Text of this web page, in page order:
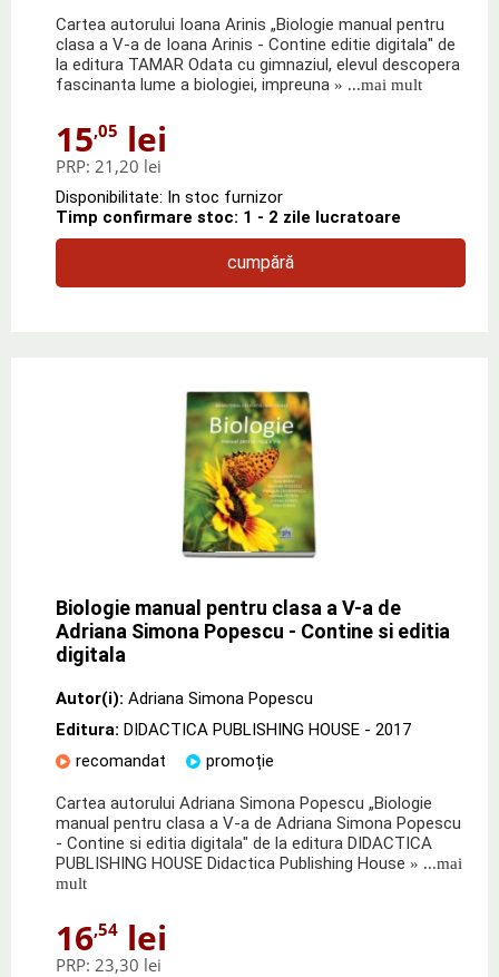
Cartea autorului Ioana Arinis „Biologie manual pentru
clasa a V-a de Ioana Arinis - Contine editie digitala" de
la editura TAMAR Odata cu gimnaziul, elevul descopera
fascinanta lume a biologiei, impreuna » ...mai mult
15,05 lei
PRP: 21,20 lei
Disponibilitate: In stoc furnizor
Timp confirmare stoc: 1 - 2 zile lucratoare
cumpără
Biologie manual pentru clasa a V-a de
Adriana Simona Popescu - Contine si editia
digitala
Autor(i): Adriana Simona Popescu
Editura: DIDACTICA PUBLISHING HOUSE - 2017
recomandat
promoție
Cartea autorului Adriana Simona Popescu „Biologie
manual pentru clasa a V-a de Adriana Simona Popescu
- Contine si editia digitala" de la editura DIDACTICA
PUBLISHING HOUSE Didactica Publishing House » ...mai
mult
16,54 lei
PRP: 23,30 lei